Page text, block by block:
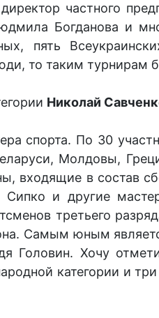
частного
Богданова и
пять
то таким турнирам
Николай
спорта. По 30
Молдовы,
входящие в состав
и другие
третьего
Самым юным
Головин. Хочу
категории и